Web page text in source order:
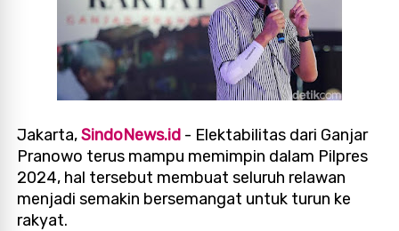
Jakarta,SindoNews.id - Elektabilitas dari Ganjar
Pranowo terus mampu memimpin dalam Pilpres
2024, hal tersebut membuat seluruh relawan
menjadi semakin bersemangat untuk turun ke
rakyat.